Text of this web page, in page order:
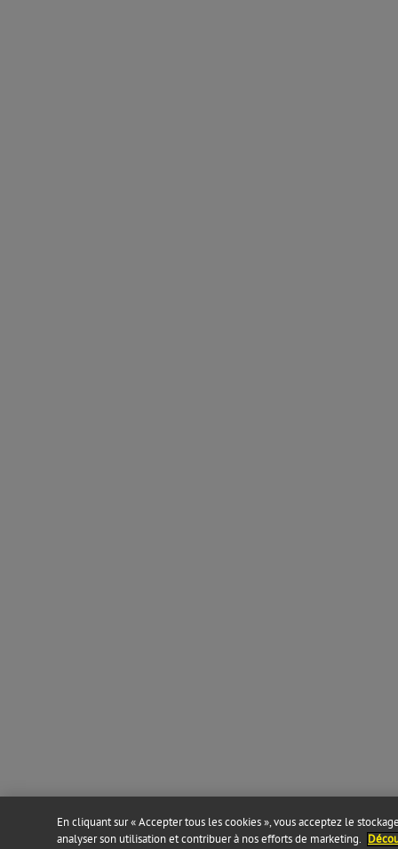
En cliquant sur « Accepter tous les cookies », vous acceptez le
analyser son utilisation et contribuer à nos efforts de marketing.